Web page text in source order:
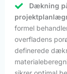
Dækning
formel
overfladens
definerede